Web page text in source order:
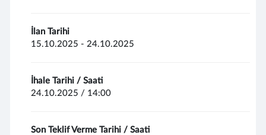
İlan Tarihi
15.10.2025 - 24.10.2025
İhale Tarihi / Saati
24.10.2025 / 14:00
Son Teklif Verme Tarihi / Saati